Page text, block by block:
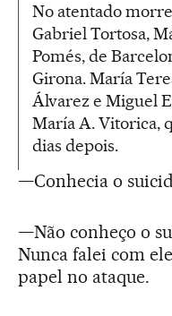
No atentado
Gabriel Tortosa,
Pomés, de
Girona. María
Álvarez e Miguel
María A. Vitorica,
dias depois.
—Conhecia o
—Não conheço o
Nunca falei com
papel no ataque.